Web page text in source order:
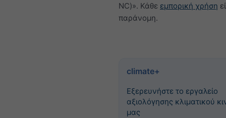
NC)». Κάθε εμπορική χρήση
παράνομη.
climate+
Εξερευνήστε το εργαλείο
αξιολόγησης κλιματικού
μας